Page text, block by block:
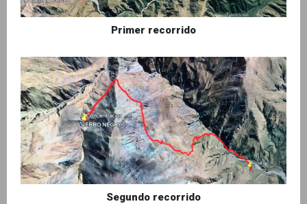
Primer recorrido
Segundo recorrido